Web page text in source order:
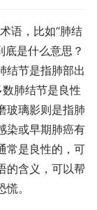
语，比如“肺结
底是什么意思？
结节是指肺部出
肺结节是良性
玻璃影则是指肺
染或早期肺癌有
常是良性的，可
的含义，可以帮
。